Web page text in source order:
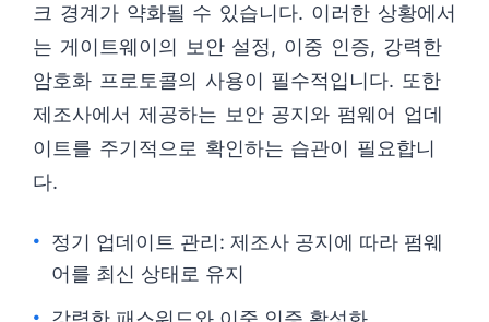
크 경계가 약화될 수 있습니다. 이러한 상황에서
는 게이트웨이의 보안 설정, 이중 인증, 강력한
암호화 프로토콜의 사용이 필수적입니다. 또한
제조사에서 제공하는 보안 공지와 펌웨어 업데
이트를 주기적으로 확인하는 습관이 필요합니
다.
정기 업데이트 관리: 제조사 공지에 따라 펌웨
어를 최신 상태로 유지